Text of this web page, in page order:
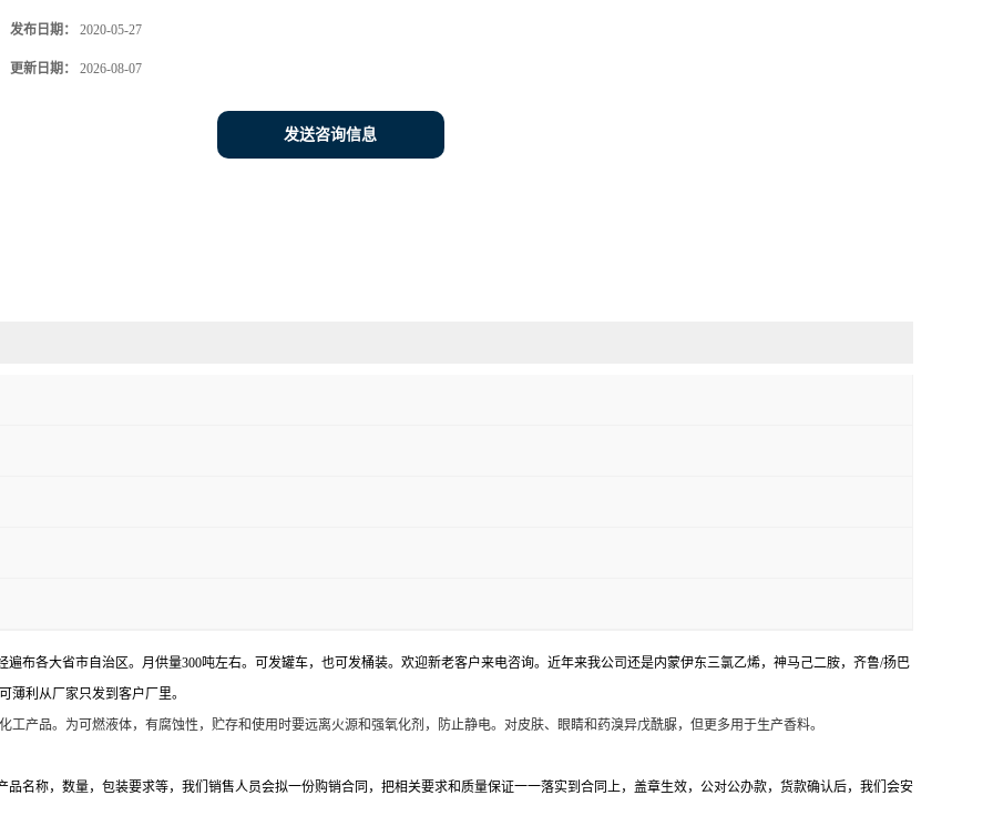
发布日期： 2020-05-27
更新日期： 2026-08-07
发送咨询信息
遍布各大省市自治区。月供量300吨左右。可发罐车，也可发桶装。欢迎新老客户来电咨询。近年来我公司还是内蒙伊东三氯乙烯，神马己二胺，齐鲁/扬巴
薄利从厂家只发到客户厂里。
工产品。为可燃液体，有腐蚀性，贮存和使用时要远离火源和强氧化剂，防止静电。对皮肤、眼睛和药溴异戊酰脲，但更多用于生产香料。
名称，数量，包装要求等，我们销售人员会拟一份购销合同，把相关要求和质量保证一一落实到合同上，盖章生效，公对公办款，货款确认后，我们会安